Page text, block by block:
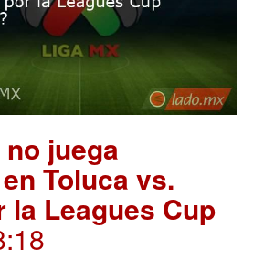
juega
Toluca vs.
la Leagues Cup